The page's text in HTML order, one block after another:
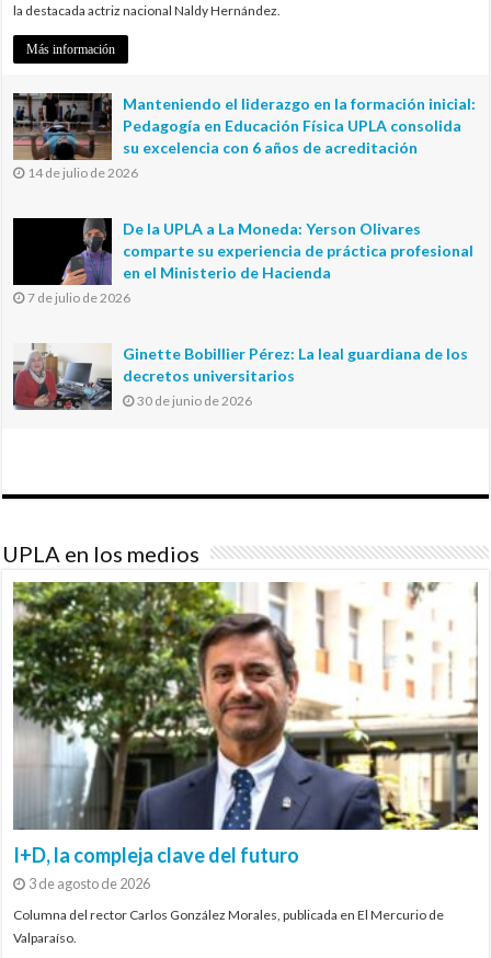
la destacada actriz nacional Naldy Hernández.
Más información
Manteniendo el liderazgo en la formación inicial:
Pedagogía en Educación Física UPLA consolida
su excelencia con 6 años de acreditación
14 de julio de 2026
De la UPLA a La Moneda: Yerson Olivares
comparte su experiencia de práctica profesional
en el Ministerio de Hacienda
7 de julio de 2026
Ginette Bobillier Pérez: La leal guardiana de los
decretos universitarios
30 de junio de 2026
UPLA en los medios
I+D, la compleja clave del futuro
3 de agosto de 2026
Columna del rector Carlos González Morales, publicada en El Mercurio de
Valparaíso.